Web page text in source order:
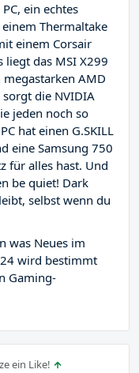
ein echtes
Thermaltake
einem Corsair
liegt das MSI X299
AMD
sorgt die NVIDIA
jeden noch so
hat einen G.SKILL
eine Samsung 750
für alles hast. Und
be quiet! Dark
selbst wenn du
was Neues im
wird bestimmt
Gaming-
ein Like!